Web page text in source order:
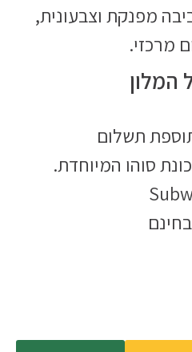
מפנקת וצבעונית,
מרכזי.
המלון
תשלום
סוהו המיוחדת.